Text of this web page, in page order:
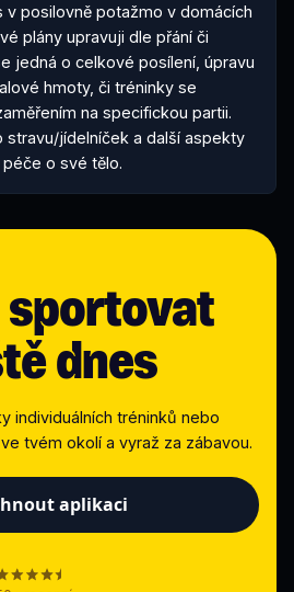
v posilovně potažmo v domácích
plány upravuji dle přání či
jedná o celkové posílení, úpravu
hmoty, či tréninky se
na specifickou partii.
stravu/jídelníček a další aspekty
o své tělo.
sportovat
dnes
individuálních tréninků nebo
tvém okolí a vyraž za zábavou.
aplikaci